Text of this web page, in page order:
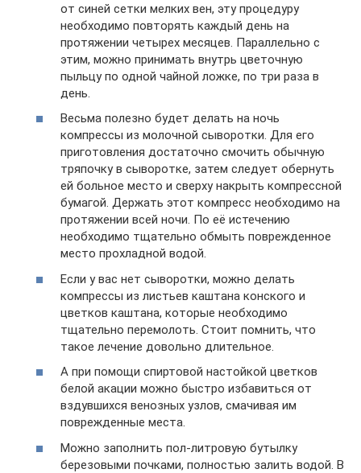
от синей сетки мелких вен, эту процедуру
необходимо повторять каждый день на
протяжении четырех месяцев. Параллельно с
этим, можно принимать внутрь цветочную
пыльцу по одной чайной ложке, по три раза в
день.
Весьма полезно будет делать на ночь
компрессы из молочной сыво­ротки. Для его
приготовления достаточно смочить обычную
тряпочку в сыворотке, затем следует обернуть
ей больное место и сверху накрыть компрессной
бу­магой. Держать этот компресс необходимо на
протяжении всей ночи. По её истечению
необходимо тщательно обмыть поврежденное
место прохладной водой.
Если у вас нет сыворотки, можно делать
компрессы из листьев каштана конского и
цветков каш­тана, которые необходимо
тщательно перемолоть. Стоит помнить, что
такое лечение довольно длительное.
А при помощи спиртовой настойкой цветков
белой акации можно быстро избавиться от
вздувшихся венозных узлов, смачивая им
поврежденные места.
Можно заполнить пол-литровую бутылку
березовыми почками, полностью залить водой. В